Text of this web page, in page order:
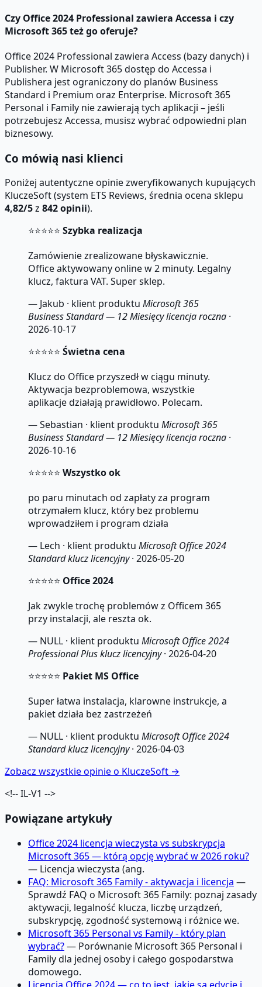
Czy Office 2024 Professional zawiera Accessa i czy
Microsoft 365 też go oferuje?
Office 2024 Professional zawiera Access (bazy danych) i
Publisher. W Microsoft 365 dostęp do Accessa i
Publishera jest ograniczony do planów Business
Standard i Premium oraz Enterprise. Microsoft 365
Personal i Family nie zawierają tych aplikacji – jeśli
potrzebujesz Accessa, musisz wybrać odpowiedni plan
biznesowy.
Co mówią nasi klienci
Poniżej autentyczne opinie zweryfikowanych kupujących
KluczeSoft (system ETS Reviews, średnia ocena sklepu
4,82/5z 842 opinii).
⭐⭐⭐⭐⭐ Szybka realizacja
Zamówienie zrealizowane błyskawicznie.
Office aktywowany online w 2 minuty. Legalny
klucz, faktura VAT. Super sklep.
— Jakub · klient produktu Microsoft 365
Business Standard — 12 Miesięcy licencja roczna ·
2026-10-17
⭐⭐⭐⭐⭐ Świetna cena
Klucz do Office przyszedł w ciągu minuty.
Aktywacja bezproblemowa, wszystkie
aplikacje działają prawidłowo. Polecam.
— Sebastian · klient produktu Microsoft 365
Business Standard — 12 Miesięcy licencja roczna ·
2026-10-16
⭐⭐⭐⭐⭐ Wszystko ok
po paru minutach od zapłaty za program
otrzymałem klucz, który bez problemu
wprowadziłem i program działa
— Lech · klient produktu Microsoft Office 2024
Standard klucz licencyjny· 2026-05-20
⭐⭐⭐⭐⭐ Office 2024
Jak zwykle trochę problemów z Officem 365
przy instalacji, ale reszta ok.
— NULL · klient produktu Microsoft Office 2024
Professional Plus klucz licencyjny· 2026-04-20
⭐⭐⭐⭐⭐ Pakiet MS Office
Super łatwa instalacja, klarowne instrukcje, a
pakiet działa bez zastrzeżeń
— NULL · klient produktu Microsoft Office 2024
Standard klucz licencyjny· 2026-04-03
Zobacz wszystkie opinie o KluczeSoft →
<!-- IL-V1 -->
Powiązane artykuły
Office 2024 licencja wieczysta vs subskrypcja
Microsoft 365 — którą opcję wybrać w 2026 roku?
— Licencja wieczysta (ang.
FAQ: Microsoft 365 Family - aktywacja i licencja —
Sprawdź FAQ o Microsoft 365 Family: poznaj zasady
aktywacji, legalność klucza, liczbę urządzeń,
subskrypcję, zgodność systemową i różnice we.
Microsoft 365 Personal vs Family - który plan
wybrać?— Porównanie Microsoft 365 Personal i
Family dla jednej osoby i całego gospodarstwa
domowego.